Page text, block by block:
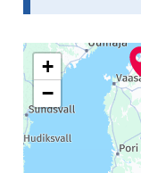
Seuraavassa
+
−